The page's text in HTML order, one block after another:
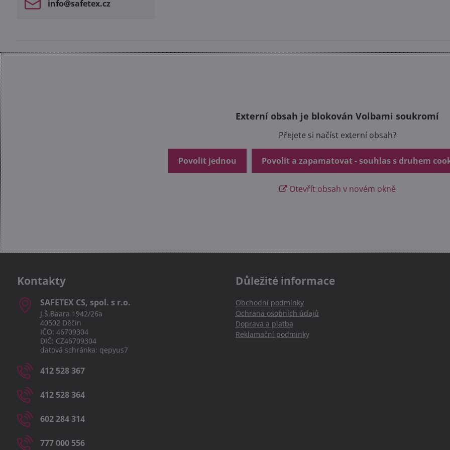
info​@safetex​.cz
Externí obsah je blokován Volbami soukromí
Přejete si načíst externí obsah?
Povolit jednou Povolit a zapamatovat - souhlas s druhem
Otevřít obsah v novém okně
Kontakty
SAFETEX CS, spol​. s r​.o​.
J.Š.Baara 1942/26a
40502 Děčín
IČO: 46709304
DIČ: CZ46709304
datová schránka: qepyus7
412 528 367
412 528 364
602 284 314
777 000 556
Důležité informace
Obchodní podmínky
Ochrana osobních údajů
Doprava a platba
Reklamační podmínky